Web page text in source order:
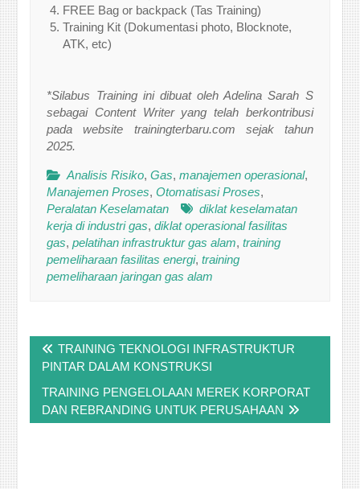
FREE Bag or backpack (Tas Training)
Training Kit (Dokumentasi photo, Blocknote,
ATK, etc)
*Silabus Training ini dibuat oleh Adelina Sarah S
sebagai Content Writer yang telah berkontribusi
pada website trainingterbaru.com sejak tahun
2025.
Analisis Risiko,Gas,manajemen operasional,
Manajemen Proses,Otomatisasi Proses,
Peralatan Keselamatan
diklat keselamatan
kerja di industri gas,diklat operasional fasilitas
gas,pelatihan infrastruktur gas alam,training
pemeliharaan fasilitas energi,training
pemeliharaan jaringan gas alam
navigation
TRAINING TEKNOLOGI INFRASTRUKTUR
PINTAR DALAM KONSTRUKSI
TRAINING PENGELOLAAN MEREK KORPORAT
DAN REBRANDING UNTUK PERUSAHAAN